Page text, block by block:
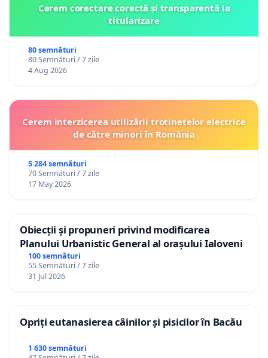
Cerem corectare corectă și transparentă la
titularizare
80 semnături
80 Semnături / 7 zile
4 Aug 2026
Cerem interzicerea utilizării trotinetelor electrice
de către minori în România
5 284 semnături
70 Semnături / 7 zile
17 May 2026
Obiecții și propuneri privind modificarea
Planului Urbanistic General al orașului Ialoveni
100 semnături
55 Semnături / 7 zile
31 Jul 2026
Opriți eutanasierea câinilor și pisicilor în Bacău
1 630 semnături